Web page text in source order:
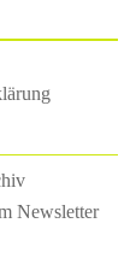
Newsletter